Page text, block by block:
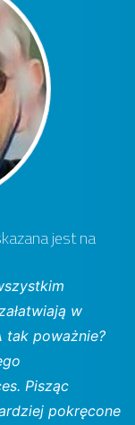
jest na
w
tak poważnie?
Pisząc
pokręcone